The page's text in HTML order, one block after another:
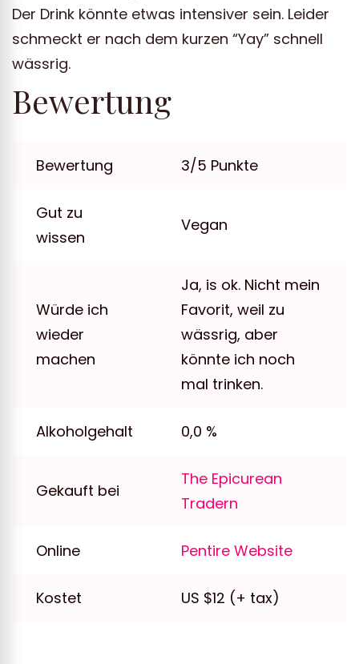
Der Drink könnte etwas intensiver sein. Leider
schmeckt er nach dem kurzen “Yay” schnell
wässrig.
Bewertung
Bewertung 3/5 Punkte
Gut zu
wissen
Vegan
Würde ich
wieder
machen
Ja, is ok. Nicht mein
Favorit, weil zu
wässrig, aber
könnte ich noch
mal trinken.
Alkoholgehalt 0,0 %
Gekauft bei
The Epicurean
Tradern
Online Pentire Website
Kostet US $12 (+ tax)